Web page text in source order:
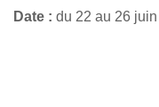
Date du 22 au 26